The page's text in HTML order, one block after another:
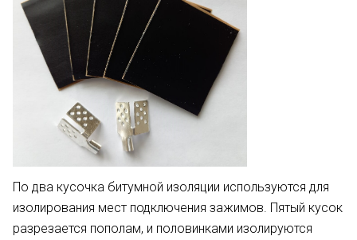
По два кусочка битумной изоляции используются для
изолирования мест подключения зажимов. Пятый кусок
разрезается пополам, и половинками изолируются